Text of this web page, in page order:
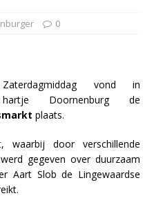
0
Zaterdagmiddag vond in
hartje Doornenburg de
plaats.
waarbij door verschillende
gegeven over duurzaam
Aart Slob de Lingewaardse